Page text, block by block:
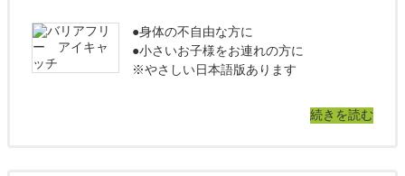
●身体の不自由な方に
●小さいお子様をお連れの方に
※やさしい日本語版あります
続きを読む